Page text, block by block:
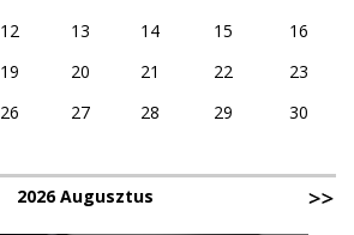
12 13 14 15
16
19 20 21 22
23
26 27 28 29
30
2026 Augusztus